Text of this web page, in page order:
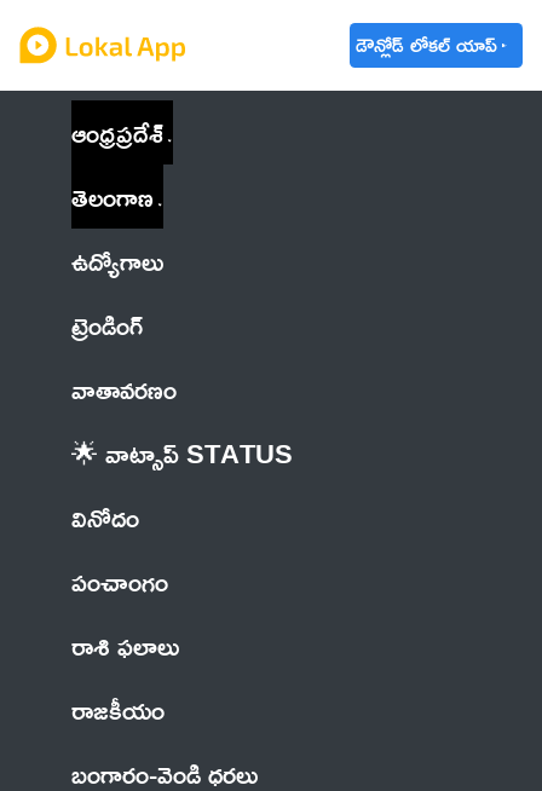
డౌన్లోడ్ లోకల్ యాప్
ఆంధ్రప్రదేశ్
తెలంగాణ
ఉద్యోగాలు
ట్రెండింగ్
వాతావరణం
🌟 వాట్సాప్ STATUS
వినోదం
పంచాంగం
రాశి ఫలాలు
రాజకీయం
బంగారం-వెండి ధరలు